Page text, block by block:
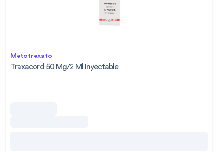
Metotrexato
Traxacord 50 Mg/2 Ml Inyectable